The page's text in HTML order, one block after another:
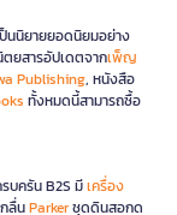
นนิยายยอดนิยมอย่าง
ตยสารอัปเดตจากเพ็ญ
Publishing, หนังสือ
ทั้งหมดนี้สามารถซื้อ
บครัน B2S มีเครื่อง
ลื่นParkerชุดดินสอกด